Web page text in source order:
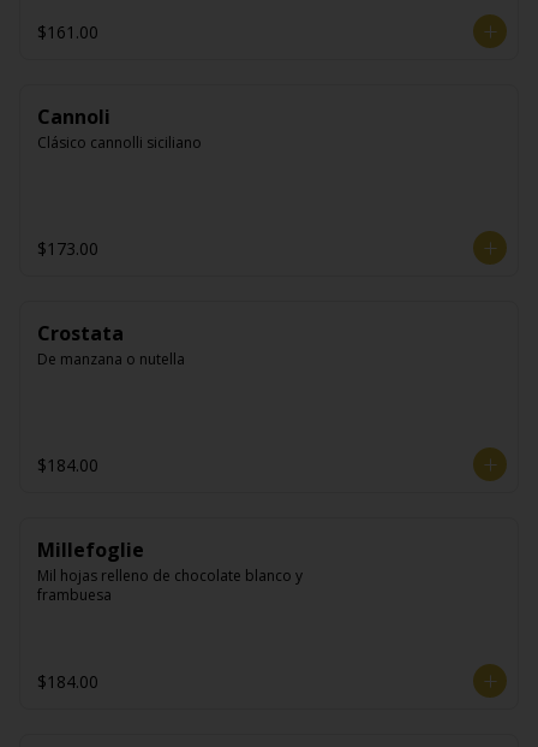
$161.00
Cannoli
Clásico cannolli siciliano
$173.00
Crostata
De manzana o nutella
$184.00
Millefoglie
Mil hojas relleno de chocolate blanco y
frambuesa
$184.00